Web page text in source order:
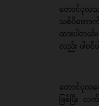
တောင်ပုလသ
သစ်ပိတောက်
ထားပါတယ်
လည်း ပါဝင်
တောင်ပုလ
ဖြစ်ပြီး